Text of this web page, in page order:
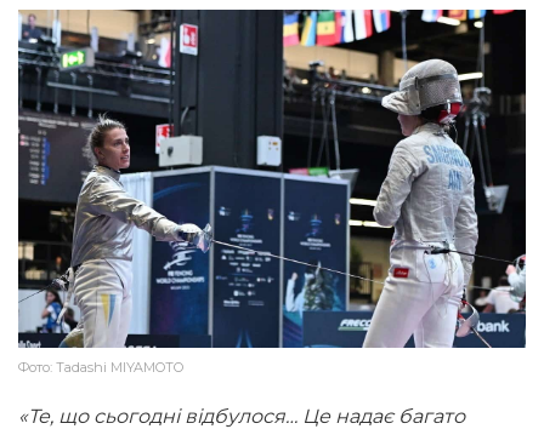
Фото: Tadashi MIYAMOTO
«Те, що сьогодні відбулося… Це надає багато